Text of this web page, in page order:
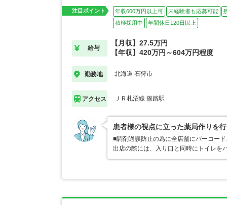
注目ポイント 年収600万円以上可 未経験者も応募可能
積極採用中
年間休日120日以上
給与
【月収】27.5万円
【年収】420万円～604万円程度
勤務地 北海道 石狩市
アクセス ＪＲ札沼線 篠路駅
患者様の視点に立った薬局作りを
■調剤過誤防止の為に全店舗にバーコー
出店の際には、入り口と同時にトイレ